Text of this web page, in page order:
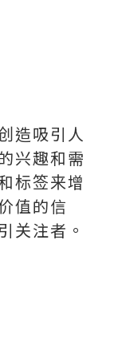
造吸引人
兴趣和需
标签来增
值的信
关注者。